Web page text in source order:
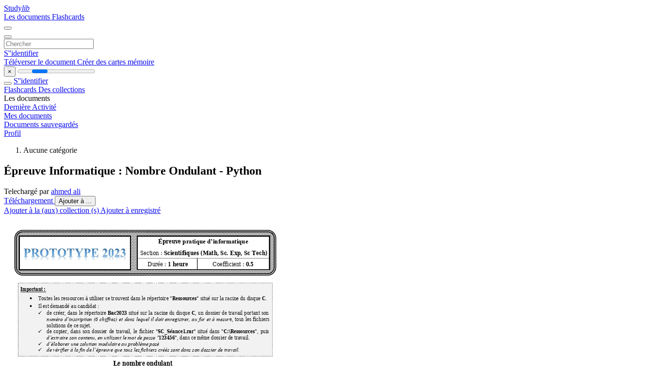
Studylib
Les documents Flashcards
S''identifier
Téléverser le document Créer des cartes mémoire
×
S''identifier
Flashcards Des collections
Les documents
Dernière Activité
Mes documents
Documents sauvegardés
Profil
Aucune catégorie
Épreuve Informatique : Nombre Ondulant - Python
Telechargé parahmed ali
Téléchargement
Ajouter à ...
Ajouter à la (aux) collection (s) Ajouter à enregistré
Épreuve pratique d’informatique
Section : Scientifiques (Math, Sc. Exp, Sc Tech)
Coefficient : 0.5
Durée : 1 heure
Important :
• Toutes les ressources à utiliser se trouvent dans le répertoire "Ressources" situé sur la racine du disque C.
• Il est demandé au candidat :
✓ de créer, dans le répertoireBac2023 situé sur la racine du disque C, un dossier de travail portant son
numéro d’inscription (6 chiffres) et dans lequel il doit enregistrer, au fur et à mesure, tous les fichiers
solutions de ce sujet.
✓ de copier, dans son dossier de travail, le fichier "SC _Séance1.rar" situé dans "C:\Ressources", puis
d’extraire son contenu, en utilisant le mot de passe "123456", dans ce même dossier de travail.
✓ d’élaborer une solution modulaire au problème posé
✓ de vérifier à la fin de l’épreuve que tous les fichiers créés sont dans son dossier de travail.
Le nombre ondulant